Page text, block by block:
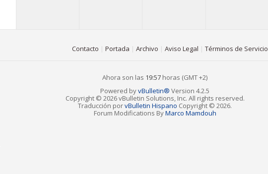
Contacto | Portada | Archivo | Aviso Legal | Términos de Servicio
Ahora son las 19:57 horas (GMT +2)
Powered byvBulletin® Version 4.2.5
Copyright © 2026 vBulletin Solutions, Inc. All rights reserved.
Traducción porvBulletin Hispano Copyright © 2026.
Forum Modifications ByMarco Mamdouh